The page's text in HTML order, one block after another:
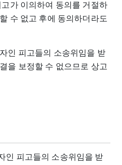
가 이의하여 동의를 거절하
수 없고 후에 동의하더라도
인 피고들의 소송위임을 받
을 보정할 수 없으므로 상고
인 피고들의 소송위임을 받